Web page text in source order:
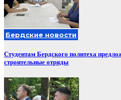
Бердские новости
Студентам Бердского политеха
строительные отряды